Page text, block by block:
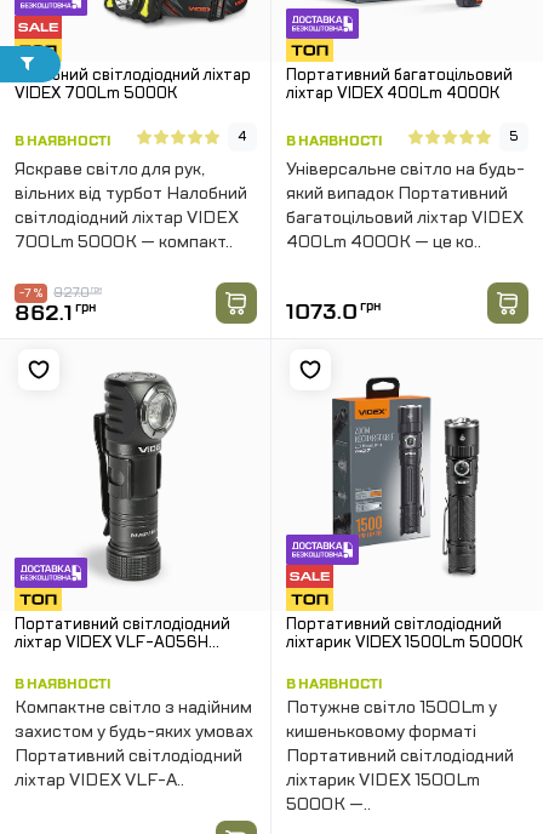
Налобний світлодіодний ліхтар
VIDEX 700Lm 5000K
В НАЯВНОСТІ 4
Яскраве світло для рук,
вільних від турбот Налобний
світлодіодний ліхтар VIDEX
700Lm 5000K — компакт..
927.0грн
-7 %
862.1 грн
Портативний багатоцільовий
ліхтар VIDEX 400Lm 4000K
В НАЯВНОСТІ 5
Універсальне світло на будь-
який випадок Портативний
багатоцільовий ліхтар VIDEX
400Lm 4000K — це ко..
1073.0 грн
Портативний світлодіодний
ліхтар VIDEX VLF-A056H
В НАЯВНОСТІ
Компактне світло з надійним
захистом у будь-яких умовах
Портативний світлодіодний
ліхтар VIDEX VLF-A..
Портативний світлодіодний
ліхтарик VIDEX 1500Lm 5000K
В НАЯВНОСТІ
Потужне світло 1500Lm у
кишеньковому форматі
Портативний світлодіодний
ліхтарик VIDEX 1500Lm
5000K —..